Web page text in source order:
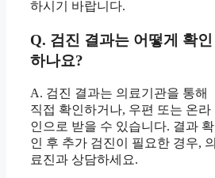
하시기 바랍니다.
Q. 검진 결과는 어떻게 확인
하나요?
A. 검진 결과는 의료기관을 통해
직접 확인하거나, 우편 또는 온라
인으로 받을 수 있습니다. 결과 확
인 후 추가 검진이 필요한 경우, 의
료진과 상담하세요.